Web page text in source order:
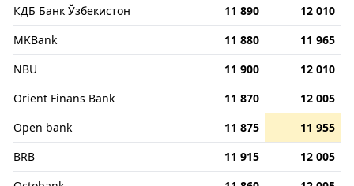
КДБ Банк Ўзбекистон
11 890
12 010
MKBank
11 880
11 965
NBU
11 900
12 010
Orient Finans Bank
11 870
12 005
Open bank
11 875
11 955
BRB
11 915
12 005